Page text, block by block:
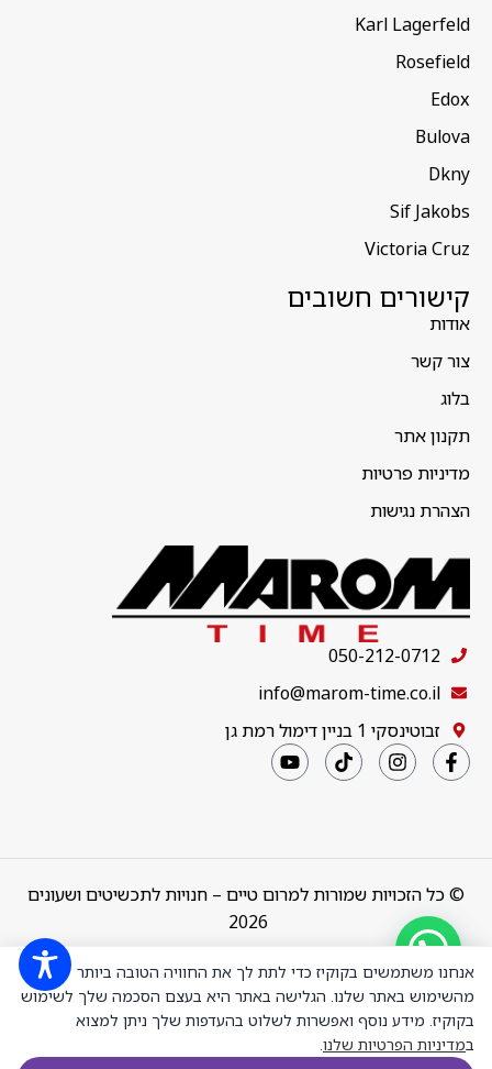
Karl Lagerfeld
Rosefield
Edox
Bulova
Dkny
Sif Jakobs
Victoria Cruz
קישורים חשובים
אודות
צור קשר
בלוג
תקנון אתר
מדיניות פרטיות
הצהרת נגישות
050-212-0712
info@marom-time.co.il
זבוטינסקי 1 בניין דימול רמת גן
© כל הזכויות שמורות למרום טיים – חנויות לתכשיטים ושעונים
2026
Design & Code bythebuildup
אנחנו משתמשים בקוקיז כדי לתת לך את החוויה הטובה ביותר
מהשימוש באתר שלנו. הגלישה באתר היא בעצם הסכמה שלך לשימוש
בקוקיז. מידע נוסף ואפשרות לשלוט בהעדפות שלך ניתן למצוא
במדיניות הפרטיות שלנו.